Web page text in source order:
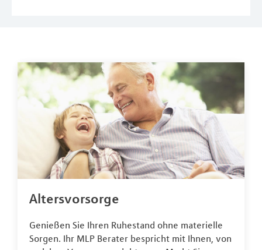
Altersvorsorge
Genießen Sie Ihren Ruhestand ohne materielle
Sorgen. Ihr MLP Berater bespricht mit Ihnen, von